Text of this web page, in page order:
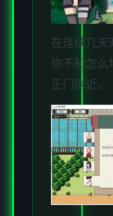
在连续几天
你不知怎么
正门附近。